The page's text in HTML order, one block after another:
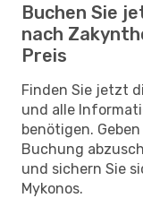
Buchen Sie
nach
Preis
Finden Sie jetzt
und alle
benötigen.
Buchung
und sichern Sie
Mykonos.